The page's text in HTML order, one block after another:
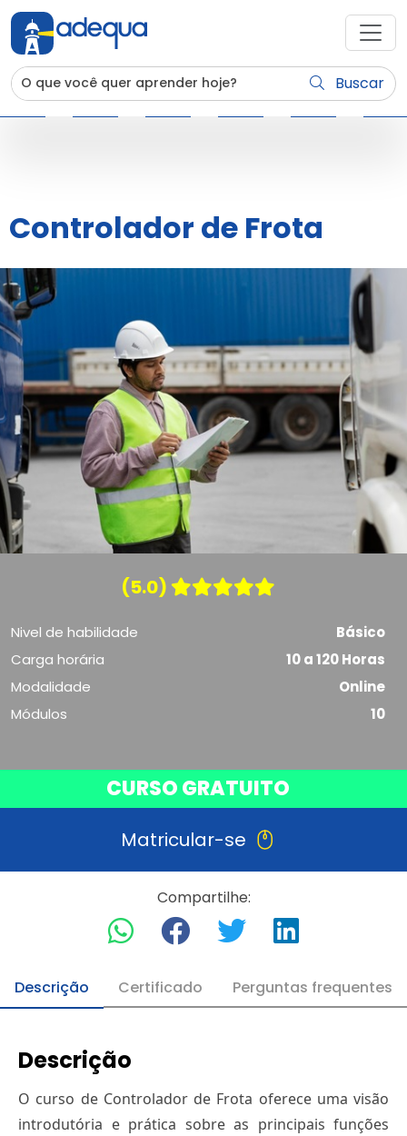
Buscar
Controlador de Frota
(5.0)
Nivel de habilidade
Básico
Carga horária
10 a 120 Horas
Modalidade
Online
Módulos
10
CURSO GRATUITO
Matricular-se
Compartilhe:
Descrição Certificado Perguntas frequentes
Descrição
O curso de Controlador de Frota oferece uma visão
introdutória e prática sobre as principais funções